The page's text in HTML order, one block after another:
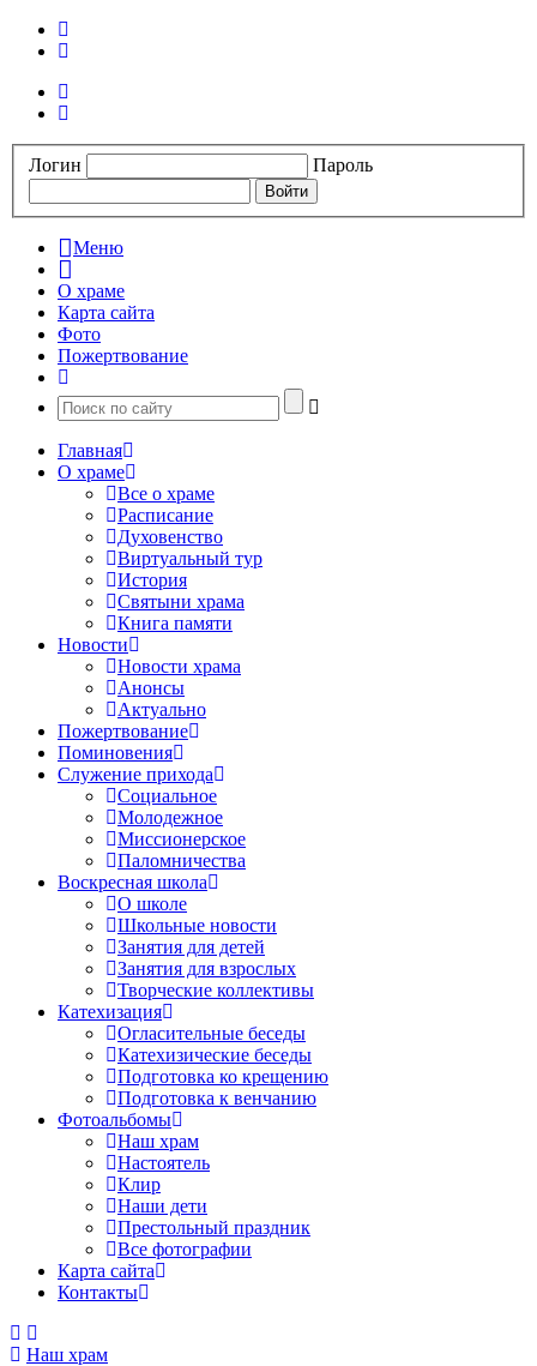
Логин Пароль
Меню
О храме
Карта сайта
Фото
Пожертвование
Главная
О храме
Все о храме
Расписание
Духовенство
Виртуальный тур
История
Святыни храма
Книга памяти
Новости
Новости храма
Анонсы
Актуально
Пожертвование
Поминовения
Служение прихода
Социальное
Молодежное
Миссионерское
Паломничества
Воскресная школа
О школе
Школьные новости
Занятия для детей
Занятия для взрослых
Творческие коллективы
Катехизация
Огласительные беседы
Катехизические беседы
Подготовка ко крещению
Подготовка к венчанию
Фотоальбомы
Наш храм
Настоятель
Клир
Наши дети
Престольный праздник
Все фотографии
Карта сайта
Контакты
Наш храм